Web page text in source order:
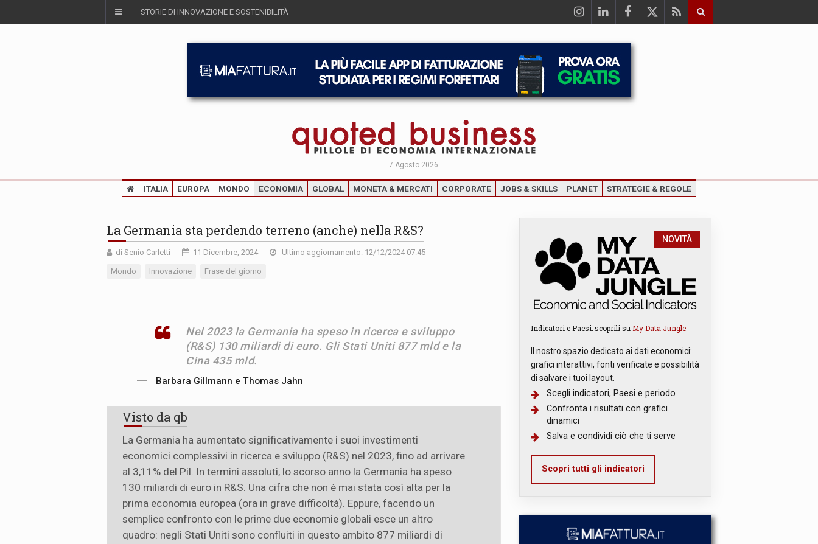
STORIE DI INNOVAZIONE E SOSTENIBILITÀ
7 Agosto 2026
ITALIA EUROPA MONDO ECONOMIA GLOBAL MONETA & MERCATI CORPORATE JOBS & SKILLS PLANET STRATEGIE & REGOLE
La Germania sta perdendo terreno (anche) nella R&S?
di Senio Carletti 11 Dicembre, 2024 Ultimo aggiornamento: 12/12/2024 07:45
Mondo Innovazione Frase del giorno
Nel 2023 la Germania ha speso in ricerca e sviluppo
(R&S) 130 miliardi di euro. Gli Stati Uniti 877 mld e la
Cina 435 mld.
Barbara Gillmann e Thomas Jahn
Visto da qb
La Germania ha aumentato significativamente i suoi investimenti
economici complessivi in ricerca e sviluppo (R&S) nel 2023, fino ad arrivare
al 3,11% del Pil. In termini assoluti, lo scorso anno la Germania ha speso
130 miliardi di euro in R&S. Una cifra che non è mai stata così alta per la
prima economia europea (ora in grave difficoltà). Eppure, facendo un
semplice confronto con le prime due economie globali esce un altro
quadro: negli Stati Uniti sono confluiti in questo ambito 877 miliardi di
NOVITÀ
Indicatori e Paesi: scoprili su My Data Jungle
Il nostro spazio dedicato ai dati economici:
grafici interattivi, fonti verificate e possibilità
di salvare i tuoi layout.
Scegli indicatori, Paesi e periodo
Confronta i risultati con grafici
dinamici
Salva e condividi ciò che ti serve
Scopri tutti gli indicatori